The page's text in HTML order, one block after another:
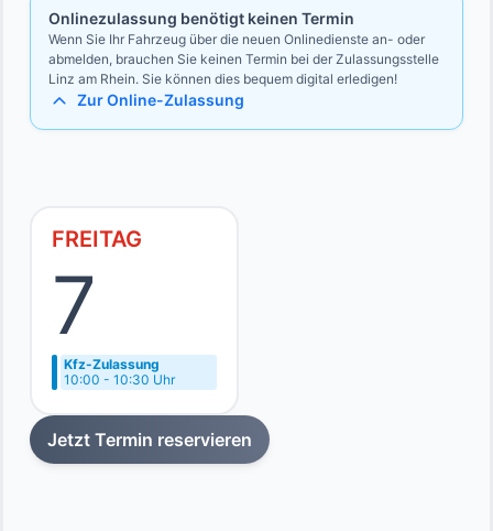
Onlinezulassung benötigt keinen Termin
Wenn Sie Ihr Fahrzeug über die neuen Onlinedienste an- oder
abmelden, brauchen Sie keinen Termin bei der Zulassungsstelle
Linz am Rhein. Sie können dies bequem digital erledigen!
Zur Online-Zulassung
FREITAG
7
Kfz-Zulassung
10:00 - 10:30 Uhr
Jetzt Termin reservieren